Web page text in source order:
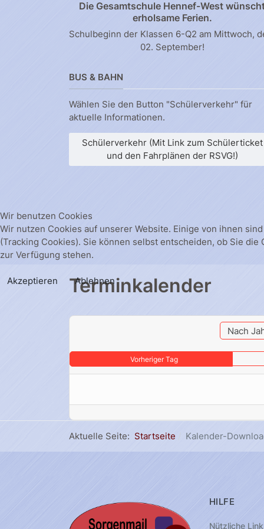
Die Gesamtschule Hennef-West
erholsame Ferien.
Schulbeginn der Klassen 6-Q2 am Mittwoch,
02. September!
BUS & BAHN
Wählen Sie den Button "Schülerverkehr" für
aktuelle Informationen.
Schülerverkehr (Mit Link zum Schülerticket
und den Fahrplänen der RSVG!)
Terminkalender
Nach
Vorheriger Tag
Aktuelle Seite: Startseite Kalender-
HILFE
Nützliche
Wir benutzen Cookies
Wir nutzen Cookies auf unserer Website. Einige von ihnen
(Tracking Cookies). Sie können selbst entscheiden, ob Sie
zur Verfügung stehen.
Akzeptieren Ablehnen